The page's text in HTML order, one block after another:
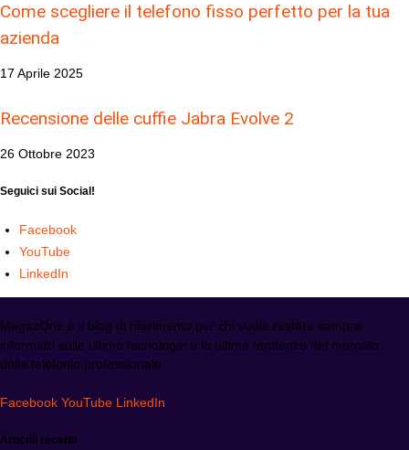
Come scegliere il telefono fisso perfetto per la tua
azienda
17 Aprile 2025
Recensione delle cuffie Jabra Evolve 2
26 Ottobre 2023
Seguici sui Social!
Facebook
YouTube
LinkedIn
MagazOne è il blog di riferimento per chi vuole restare sempre
informato sulle ultime tecnologie e le ultime tendenze del mercato
della telefonia professionale.
Facebook YouTube LinkedIn
Articoli recenti